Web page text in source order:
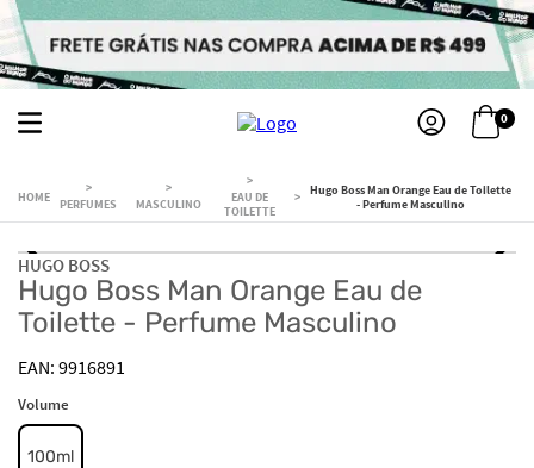
0
PERFUMES MASCULINO
EAU DE
TOILETTE
Hugo Boss Man Orange Eau de Toilette
- Perfume Masculino
HUGO BOSS
Hugo Boss Man Orange Eau de
Toilette - Perfume Masculino
9916891
Volume
100ml